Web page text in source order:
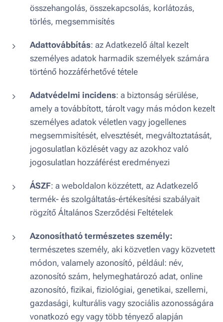
összehangolás, összekapcsolás, korlátozás,
törlés, megsemmisítés
Adattovábbítás: az Adatkezelő által kezelt
személyes adatok harmadik személyek számára
történő hozzáférhetővé tétele
Adatvédelmi incidens: a biztonság sérülése,
amely a továbbított, tárolt vagy más módon kezelt
személyes adatok véletlen vagy jogellenes
megsemmisítését, elvesztését, megváltoztatását,
jogosulatlan közlését vagy az azokhoz való
jogosulatlan hozzáférést eredményezi
ÁSZF: a weboldalon közzétett, az Adatkezelő
termék- és szolgáltatás-értékesítési szabályait
rögzítő Általános Szerződési Feltételek
Azonosítható természetes személy:
természetes személy, aki közvetlen vagy közvetett
módon, valamely azonosító, például: név,
azonosító szám, helymeghatározó adat, online
azonosító, fizikai, fiziológiai, genetikai, szellemi,
gazdasági, kulturális vagy szociális azonosságára
vonatkozó egy vagy több tényező alapján